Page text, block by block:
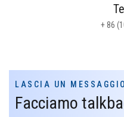
+ 86
LASCIA UN MESSAGGIO
Facciamo